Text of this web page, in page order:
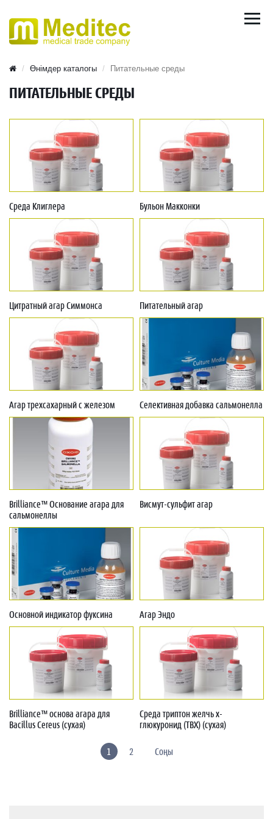
Өнімдер каталогы Питательные среды
ПИТАТЕЛЬНЫЕ СРЕДЫ
Среда Клиглера Бульон Макконки
Цитратный агар Симмонса Питательный агар
Агар трехсахарный с железом Селективная добавка сальмонелла
Brilliance™ Основание агара для
сальмонеллы
Висмут-сульфит агар
Основной индикатор фуксина Агар Эндо
Brilliance™ основа агара для
Bacillus Cereus (сухая)
Среда триптон желчь x-
глюкуронид (TBX) (сухая)
1 2 Соңы